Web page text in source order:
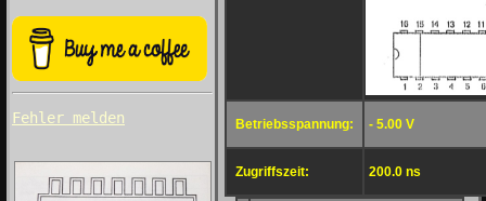
Fehler melden Betriebsspannung: - 5.00 V
Zugriffszeit: 200.0 ns